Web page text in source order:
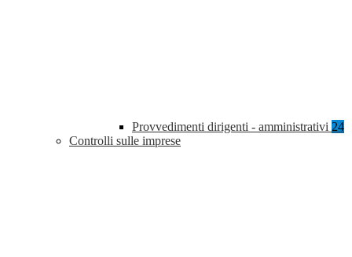
Provvedimenti dirigenti - amministrativi 24
Controlli sulle imprese